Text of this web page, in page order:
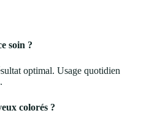
soin ?
optimal. Usage quotidien
colorés ?